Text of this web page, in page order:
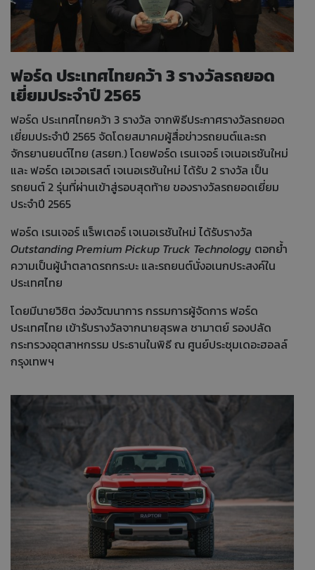
ฟอร์ด ประเทศไทยคว้า 3 รางวัลรถยอด
เยี่ยมประจำปี 2565
ฟอร์ด ประเทศไทยคว้า 3 รางวัล จากพิธีประกาศรางวัลรถยอด
เยี่ยมประจำปี 2565 จัดโดยสมาคมผู้สื่อข่าวรถยนต์และรถ
จักรยานยนต์ไทย (สรยท.) โดยฟอร์ด เรนเจอร์ เจเนอเรชันใหม่
และ ฟอร์ด เอเวอเรสต์ เจเนอเรชันใหม่ ได้รับ 2 รางวัล เป็น
รถยนต์ 2 รุ่นที่ผ่านเข้าสู่รอบสุดท้าย ของรางวัลรถยอดเยี่ยม
ประจำปี 2565
ฟอร์ด เรนเจอร์ แร็พเตอร์ เจเนอเรชันใหม่ ได้รับรางวัล
Outstanding Premium Pickup Truck Technology ตอกย้ำ
ความเป็นผู้นำตลาดรถกระบะ และรถยนต์นั่งอเนกประสงค์ใน
ประเทศไทย
โดยมีนายวิชิต ว่องวัฒนาการ กรรมการผู้จัดการ ฟอร์ด
ประเทศไทย เข้ารับรางวัลจากนายสุรพล ชามาตย์ รองปลัด
กระทรวงอุตสาหกรรม ประธานในพิธี ณ ศูนย์ประชุมเดอะฮอลล์
กรุงเทพฯ